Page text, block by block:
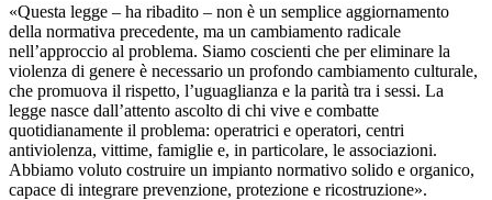
«Questa legge – ha ribadito – non è un semplice aggiornamento
della normativa precedente, ma un cambiamento radicale
nell’approccio al problema. Siamo coscienti che per eliminare la
violenza di genere è necessario un profondo cambiamento culturale,
che promuova il rispetto, l’uguaglianza e la parità tra i sessi. La
legge nasce dall’attento ascolto di chi vive e combatte
quotidianamente il problema: operatrici e operatori, centri
antiviolenza, vittime, famiglie e, in particolare, le associazioni.
Abbiamo voluto costruire un impianto normativo solido e organico,
capace di integrare prevenzione, protezione e ricostruzione».